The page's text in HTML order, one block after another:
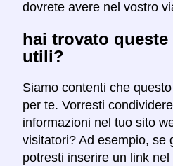
dovrete avere nel vostro
hai trovato
utili?
Siamo contenti che
per te. Vorresti
informazioni nel tuo sito
visitatori? Ad esempio, se
potresti inserire un link